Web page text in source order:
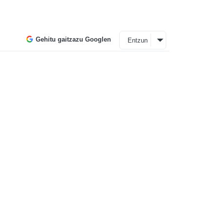
Gehitu gaitzazu Googlen Entzun